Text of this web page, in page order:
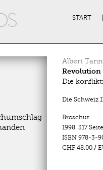
START
Albert
Die
Die Schweiz
Broschur
1998. 317
ISBN 978-3-
CHF 48.00/